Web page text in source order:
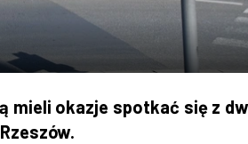
mieli okazje spotkać się z